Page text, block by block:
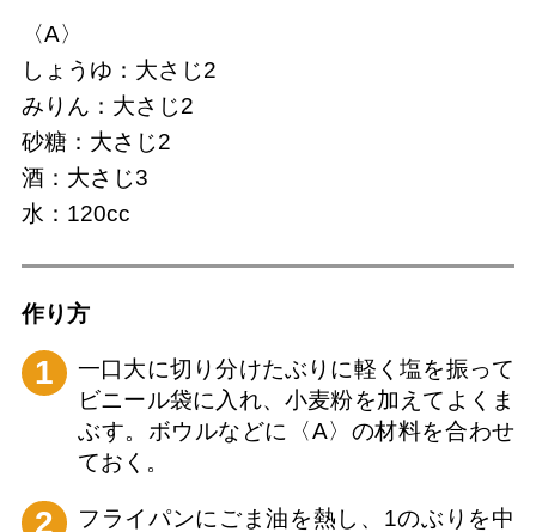
〈A〉
しょうゆ：大さじ2
みりん：大さじ2
砂糖：大さじ2
酒：大さじ3
水：120cc
作り⽅
1
一口大に切り分けたぶりに軽く塩を振って
ビニール袋に入れ、小麦粉を加えてよくま
ぶす。ボウルなどに〈A〉の材料を合わせ
ておく。
2
フライパンにごま油を熱し、1のぶりを中